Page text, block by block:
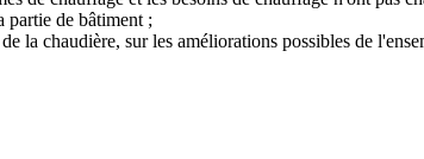
partie de bâtiment ;
la chaudière, sur les améliorations possibles de